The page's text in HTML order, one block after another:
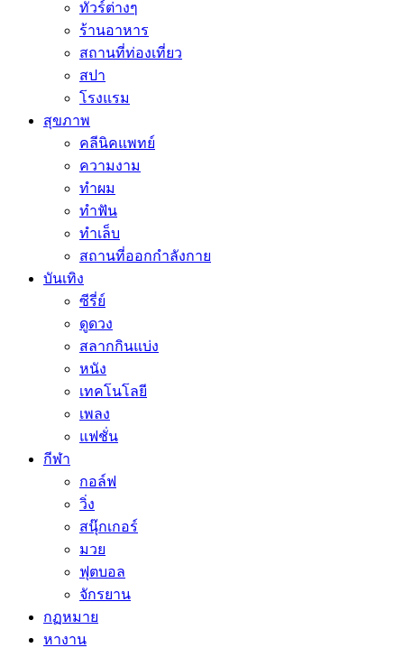
ทัวร์ต่างๆ
ร้านอาหาร
สถานที่ท่องเที่ยว
สปา
โรงแรม
สุขภาพ
คลีนิคแพทย์
ความงาม
ทำผม
ทำฟัน
ทำเล็บ
สถานที่ออกกำลังกาย
บันเทิง
ซีรี่ย์
ดูดวง
สลากกินแบ่ง
หนัง
เทคโนโลยี
เพลง
แฟชั่น
กีฬา
กอล์ฟ
วิ่ง
สนุ๊กเกอร์
มวย
ฟุตบอล
จักรยาน
กฏหมาย
หางาน